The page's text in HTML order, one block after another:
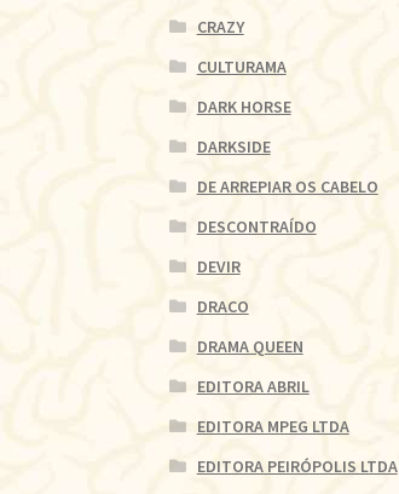
CRAZY
CULTURAMA
DARK HORSE
DARKSIDE
DE ARREPIAR OS CABELO
DESCONTRAÍDO
DEVIR
DRACO
DRAMA QUEEN
EDITORA ABRIL
EDITORA MPEG LTDA
EDITORA PEIRÓPOLIS LTDA